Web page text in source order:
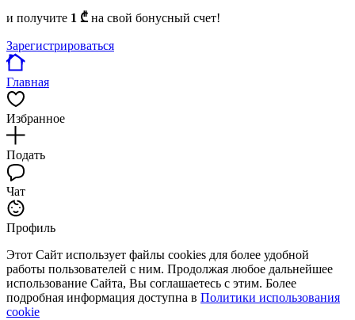
и получите 1 ₾ на свой бонусный счет!
Зарегистрироваться
Главная
Избранное
Подать
Чат
Профиль
Этот Сайт использует файлы cookies для более удобной
работы пользователей с ним. Продолжая любое дальнейшее
использование Сайта, Вы соглашаетесь с этим. Более
подробная информация доступна в Политики использования
cookie